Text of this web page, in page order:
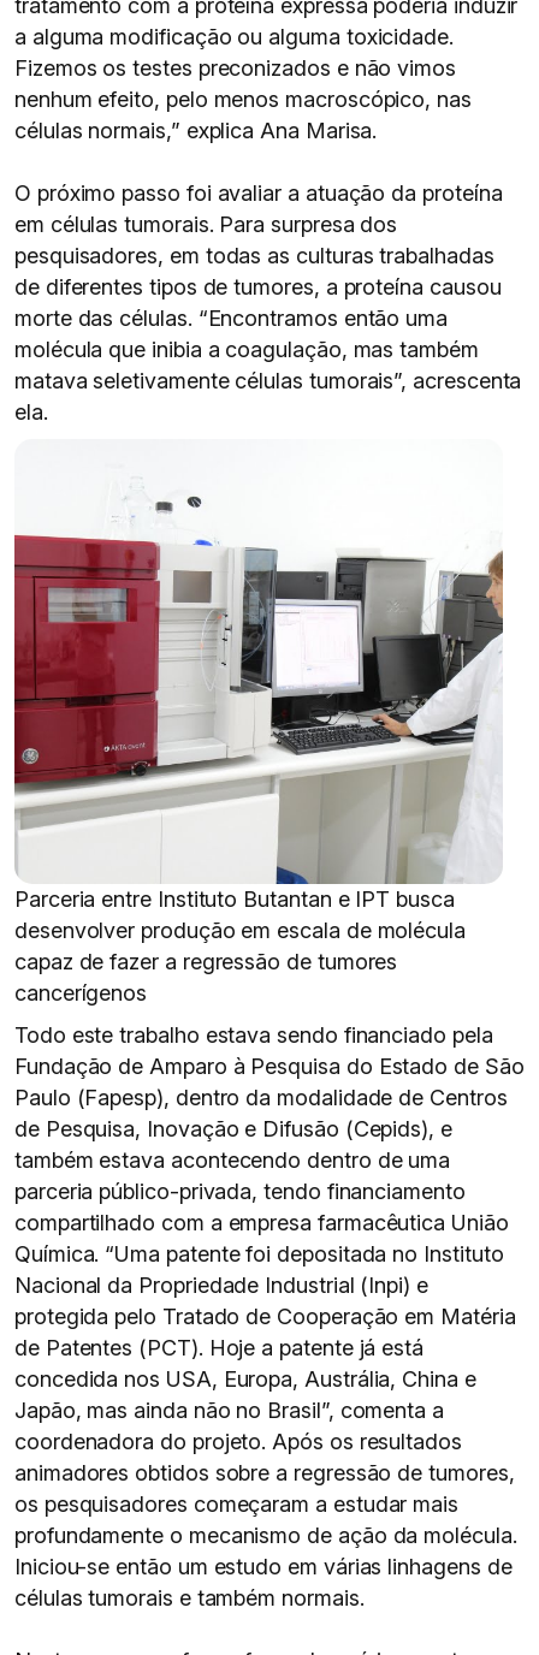
tratamento com a proteína expressa poderia induzir
a alguma modificação ou alguma toxicidade.
Fizemos os testes preconizados e não vimos
nenhum efeito, pelo menos macroscópico, nas
células normais,” explica Ana Marisa.
O próximo passo foi avaliar a atuação da proteína
em células tumorais. Para surpresa dos
pesquisadores, em todas as culturas trabalhadas
de diferentes tipos de tumores, a proteína causou
morte das células. “Encontramos então uma
molécula que inibia a coagulação, mas também
matava seletivamente células tumorais”, acrescenta
ela.
Parceria entre Instituto Butantan e IPT busca
desenvolver produção em escala de molécula
capaz de fazer a regressão de tumores
cancerígenos
Todo este trabalho estava sendo financiado pela
Fundação de Amparo à Pesquisa do Estado de São
Paulo (Fapesp), dentro da modalidade de Centros
de Pesquisa, Inovação e Difusão (Cepids), e
também estava acontecendo dentro de uma
parceria público-privada, tendo financiamento
compartilhado com a empresa farmacêutica União
Química. “Uma patente foi depositada no Instituto
Nacional da Propriedade Industrial (Inpi) e
protegida pelo Tratado de Cooperação em Matéria
de Patentes (PCT). Hoje a patente já está
concedida nos USA, Europa, Austrália, China e
Japão, mas ainda não no Brasil”, comenta a
coordenadora do projeto. Após os resultados
animadores obtidos sobre a regressão de tumores,
os pesquisadores começaram a estudar mais
profundamente o mecanismo de ação da molécula.
Iniciou-se então um estudo em várias linhagens de
células tumorais e também normais.